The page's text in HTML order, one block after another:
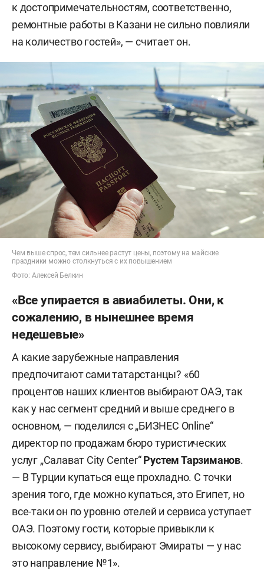
к достопримечательностям, соответственно,
ремонтные работы в Казани не сильно повлияли
на количество гостей», — считает он.
Чем выше спрос, тем сильнее растут цены, поэтому на майские
праздники можно столкнуться с их повышением
Фото: Алексей Белкин
«Все упирается в авиабилеты. Они, к
сожалению, в нынешнее время
недешевые»
А какие зарубежные направления
предпочитают сами татарстанцы? «60
процентов наших клиентов выбирают ОАЭ, так
как у нас сегмент средний и выше среднего в
основном, — поделился с „БИЗНЕС Online“
директор по продажам бюро туристических
услуг „Салават City Center“Рустем Тарзиманов.
— В Турции купаться еще прохладно. С точки
зрения того, где можно купаться, это Египет, но
все-таки он по уровню отелей и сервиса уступает
ОАЭ. Поэтому гости, которые привыкли к
высокому сервису, выбирают Эмираты — у нас
это направление №1».